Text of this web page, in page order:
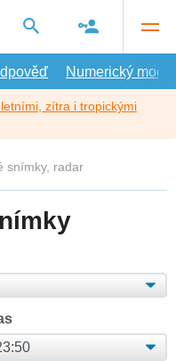
Numerický model
zítra i tropickými
snímky, radar